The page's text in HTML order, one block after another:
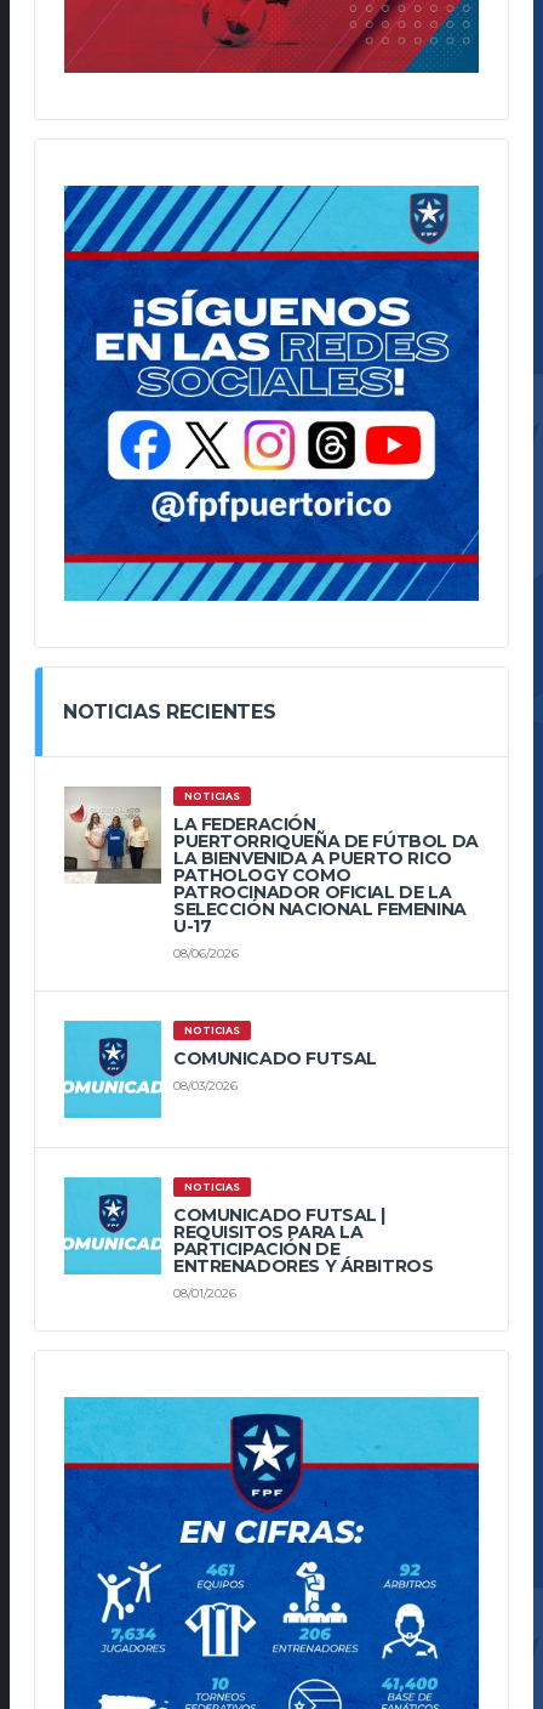
NOTICIAS RECIENTES
NOTICIAS
LA FEDERACIÓN
PUERTORRIQUEÑA DE FÚTBOL DA
LA BIENVENIDA A PUERTO RICO
PATHOLOGY COMO
PATROCINADOR OFICIAL DE LA
SELECCIÓN NACIONAL FEMENINA
U-17
08/06/2026
NOTICIAS
COMUNICADO FUTSAL
08/03/2026
NOTICIAS
COMUNICADO FUTSAL |
REQUISITOS PARA LA
PARTICIPACIÓN DE
ENTRENADORES Y ÁRBITROS
08/01/2026